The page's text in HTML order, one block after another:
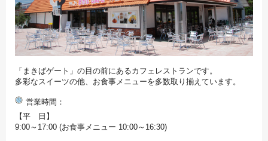
「まきばゲート」の目の前にあるカフェレストランです。
多彩なスイーツの他、お食事メニューを多数取り揃えています。
営業時間
【平 日】
9:00～17:00 (お食事メニュー 10:00～16:30)